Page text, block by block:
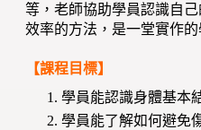
等，老師協助學員認識自
效率的方法，是一堂實作的
【課程目標】
學員能認識身體基本
學員能了解如何避免